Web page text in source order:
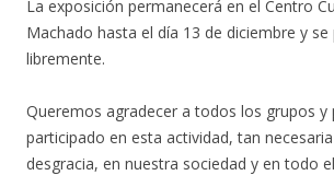
La exposición permanecerá en el Centro
Machado hasta el día 13 de diciembre y
libremente.
Queremos agradecer a todos los grupos y
participado en esta actividad, tan
desgracia, en nuestra sociedad y en todo